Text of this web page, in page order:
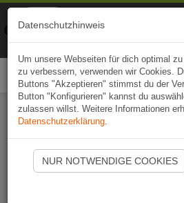
Naviki App
Datenschutzhinweis
Um unsere Webseiten für dich optimal
zu verbessern, verwenden wir Cookies.
Buttons "Akzeptieren" stimmst du der
Button "Konfigurieren" kannst du
zulassen willst. Weitere Informationen
Datenschutzerklärung.
NUR NOTWENDIGE COOKIES
Naviki